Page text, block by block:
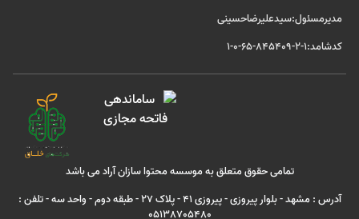
مدیرمسئول:سیدعلیرضاحسینی
کدشامد:1-2-845409-65-0-1
تمامی حقوق متعلق به موسسه محتوا سازان آراد می باشد
آدرس : مشهد - بلوار پیروزی - پیروزی 41 - پلاک 27 - طبقه دوم - واحد سه - تلفن :
05138705480